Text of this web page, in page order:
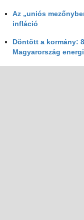
Az „uniós
infláció
Döntött a kormány:
Magyarország